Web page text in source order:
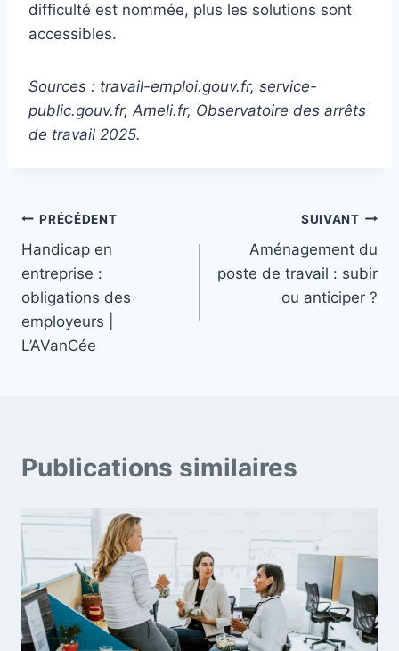
difficulté est nommée, plus les solutions sont
accessibles.
Sources : travail-emploi.gouv.fr, service-
public.gouv.fr, Ameli.fr, Observatoire des arrêts
de travail 2025.
Navigation
de
l’article
PRÉCÉDENT
Handicap en
entreprise :
obligations des
employeurs |
L’AVanCée
SUIVANT
Aménagement du
poste de travail : subir
ou anticiper ?
Publications similaires